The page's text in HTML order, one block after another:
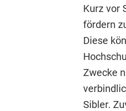
Kurz vor
fördern
Diese
Zwecke
Sibler.